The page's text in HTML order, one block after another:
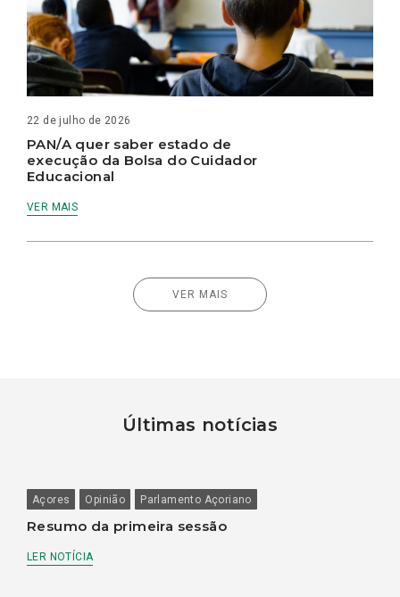
22 de julho de 2026
PAN/A quer saber estado de
execução da Bolsa do Cuidador
Educacional
VER MAIS
VER MAIS
Últimas notícias
Açores Opinião Parlamento Açoriano
Resumo da primeira sessão
LER NOTÍCIA